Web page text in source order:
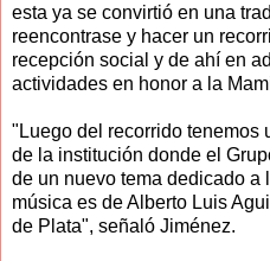
esta ya se convirtió en una
reencontrase y hacer un
recepción social y de ahí en
actividades en honor a la
"Luego del recorrido tenemos
de la institución donde el
de un nuevo tema dedicado a
música es de Alberto Luis
de Plata", señaló Jiménez.